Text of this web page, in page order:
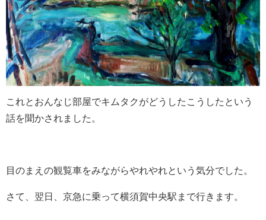
これとおんなじ部屋でキムタクがどうしたこうしたという
話を聞かされました。
目のまえの観覧車をみながらやれやれという気分でした。
さて、翌日、京急に乗って横須賀中央駅まで行きます。